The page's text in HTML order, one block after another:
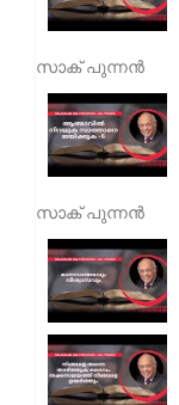
സാക് പുന്നൻ
സാക് പുന്നൻ